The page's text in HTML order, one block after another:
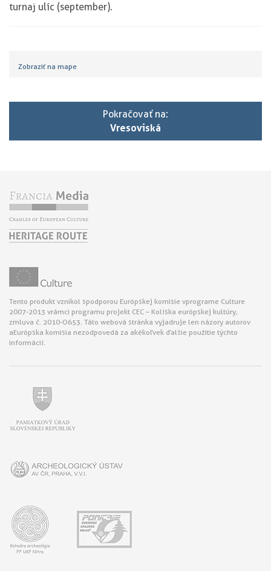
turnaj ulíc (september).
Zobraziť na mape
Pokračovať na:
Vresoviská
Tento produkt vznikol s podporou Európskej komisie v programe Culture
2007-2013 v rámci programu projekt CEC – Kolíska európskej kultúry,
zmluva č. 2010-O653. Táto webová stránka vyjadruje len názory autorov
a Európska komisia nezodpovedá za akékoľvek ďalšie použitie týchto
informácií.